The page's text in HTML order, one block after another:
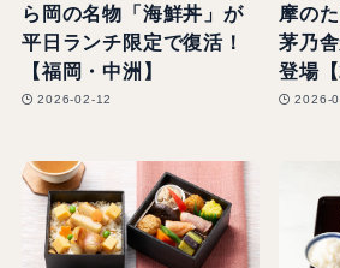
ら岡の名物「海鮮丼」が
平日ランチ限定で復活！
【福岡・中洲】
2026-02-12
摩の
茅乃
登場
2026-